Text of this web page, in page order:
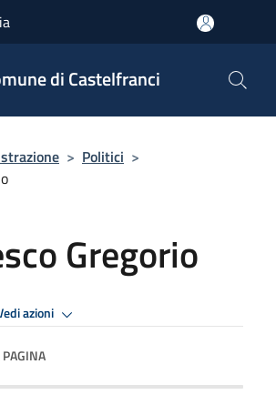
di Castelfranci
> Politici >
Gregorio
azioni